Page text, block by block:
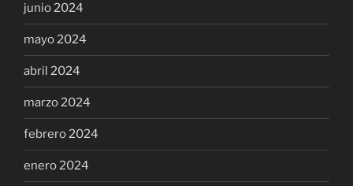
junio 2024
mayo 2024
abril 2024
marzo 2024
febrero 2024
enero 2024